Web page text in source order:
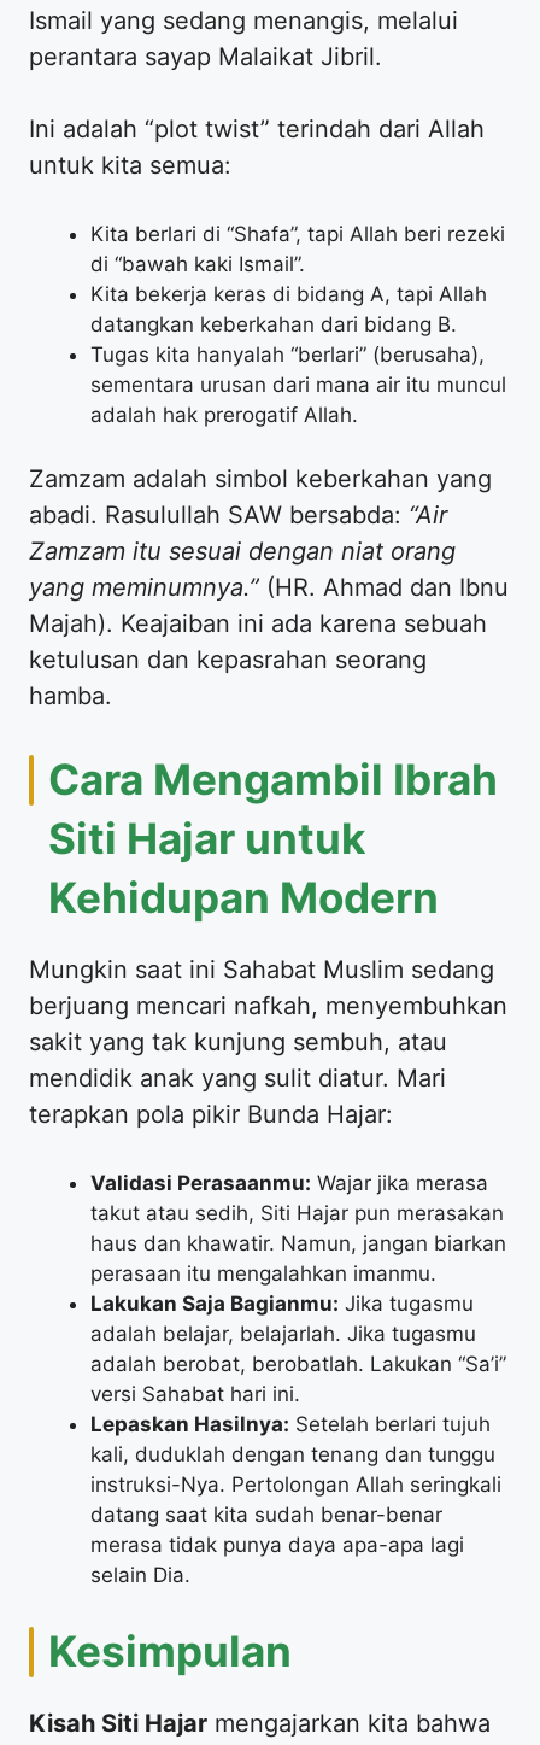
Ismail yang sedang menangis, melalui
perantara sayap Malaikat Jibril.
​Ini adalah “plot twist” terindah dari Allah
untuk kita semua:
​Kita berlari di “Shafa”, tapi Allah beri rezeki
di “bawah kaki Ismail”.
​Kita bekerja keras di bidang A, tapi Allah
datangkan keberkahan dari bidang B.
​Tugas kita hanyalah “berlari” (berusaha),
sementara urusan dari mana air itu muncul
adalah hak prerogatif Allah.
​Zamzam adalah simbol keberkahan yang
abadi. Rasulullah SAW bersabda: “Air
Zamzam itu sesuai dengan niat orang
yang meminumnya.” (HR. Ahmad dan Ibnu
Majah). Keajaiban ini ada karena sebuah
ketulusan dan kepasrahan seorang
hamba.
​Cara Mengambil Ibrah
Siti Hajar untuk
Kehidupan Modern
​Mungkin saat ini Sahabat Muslim sedang
berjuang mencari nafkah, menyembuhkan
sakit yang tak kunjung sembuh, atau
mendidik anak yang sulit diatur. Mari
terapkan pola pikir Bunda Hajar:
Validasi Perasaanmu: Wajar jika merasa
takut atau sedih, Siti Hajar pun merasakan
haus dan khawatir. Namun, jangan biarkan
perasaan itu mengalahkan imanmu.
Lakukan Saja Bagianmu: Jika tugasmu
adalah belajar, belajarlah. Jika tugasmu
adalah berobat, berobatlah. Lakukan “Sa’i”
versi Sahabat hari ini.
Lepaskan Hasilnya: Setelah berlari tujuh
kali, duduklah dengan tenang dan tunggu
instruksi-Nya. Pertolongan Allah seringkali
datang saat kita sudah benar-benar
merasa tidak punya daya apa-apa lagi
selain Dia.
​Kesimpulan
Kisah Siti Hajar mengajarkan kita bahwa